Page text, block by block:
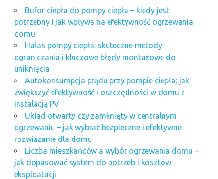
Bufor ciepła do pompy ciepła – kiedy jest
potrzebny i jak wpływa na efektywność ogrzewania
domu
Hałas pompy ciepła: skuteczne metody
ograniczania i kluczowe błędy montażowe do
uniknięcia
Autokonsumpcja prądu przy pompie ciepła: jak
zwiększyć efektywność i oszczędności w domu z
instalacją PV
Układ otwarty czy zamknięty w centralnym
ogrzewaniu – jak wybrać bezpieczne i efektywne
rozwiązanie dla domu
Liczba mieszkańców a wybór ogrzewania domu –
jak dopasować system do potrzeb i kosztów
eksploatacji